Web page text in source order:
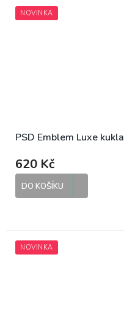
NOVINKA
PSD Emblem Luxe kukla
620 Kč
DO KOŠÍKU
NOVINKA